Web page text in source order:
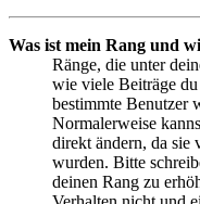
Was ist mein Rang und
Ränge, die unter
wie viele Beiträge
bestimmte Benutzer
Normalerweise
direkt ändern, da sie
wurden. Bitte
deinen Rang zu